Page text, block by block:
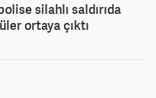
silahlı saldırıda
ortaya çıktı